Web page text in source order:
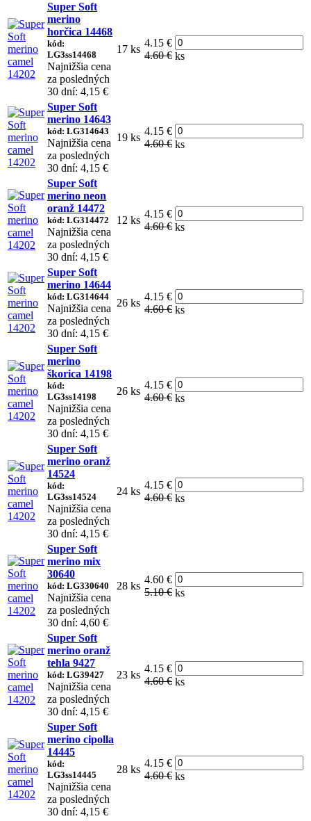
Super Soft
merino
horčica 14468
kód:
LG3ss14468
Najnižšia cena
za posledných
30 dní: 4,15 €
17 ks
4.15 €
4.60 € ks
Super Soft
merino 14643
kód: LG314643
Najnižšia cena
za posledných
30 dní: 4,15 €
19 ks
4.15 €
4.60 € ks
Super Soft
merino neon
oranž 14472
kód: LG314472
Najnižšia cena
za posledných
30 dní: 4,15 €
12 ks
4.15 €
4.60 € ks
Super Soft
merino 14644
kód: LG314644
Najnižšia cena
za posledných
30 dní: 4,15 €
26 ks
4.15 €
4.60 € ks
Super Soft
merino
škorica 14198
kód:
LG3ss14198
Najnižšia cena
za posledných
30 dní: 4,15 €
26 ks
4.15 €
4.60 € ks
Super Soft
merino oranž
14524
kód:
LG3ss14524
Najnižšia cena
za posledných
30 dní: 4,15 €
24 ks
4.15 €
4.60 € ks
Super Soft
merino mix
30640
kód: LG330640
Najnižšia cena
za posledných
30 dní: 4,60 €
28 ks
4.60 €
5.10 € ks
Super Soft
merino oranž
tehla 9427
kód: LG39427
Najnižšia cena
za posledných
30 dní: 4,15 €
23 ks
4.15 €
4.60 € ks
Super Soft
merino cipolla
14445
kód:
LG3ss14445
Najnižšia cena
za posledných
30 dní: 4,15 €
28 ks
4.15 €
4.60 € ks